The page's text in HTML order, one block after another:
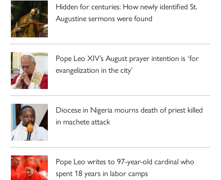
Hidden for centuries: How newly identified St.
Augustine sermons were found
Pope Leo XIV’s August prayer intention is ‘for
evangelization in the city’
Diocese in Nigeria mourns death of priest killed
in machete attack
Pope Leo writes to 97-year-old cardinal who
spent 18 years in labor camps